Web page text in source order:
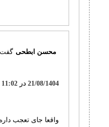
محسن ابطحی
21/08/1404 در 11:02
واقعا جای تعجب